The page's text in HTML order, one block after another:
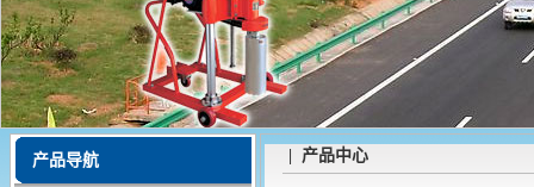
产品导航 | 产品中心